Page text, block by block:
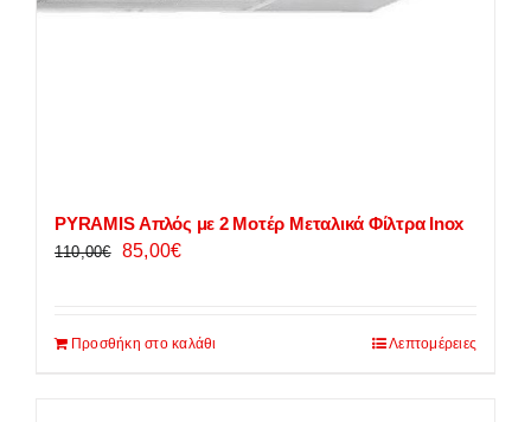
PYRAMIS Απλός με 2 Μοτέρ Μεταλικά Φίλτρα Inox
110,00€
Original
110,00€.
85,00€Η
είναι:
Προσθήκη στο καλάθι Λεπτομέρειες